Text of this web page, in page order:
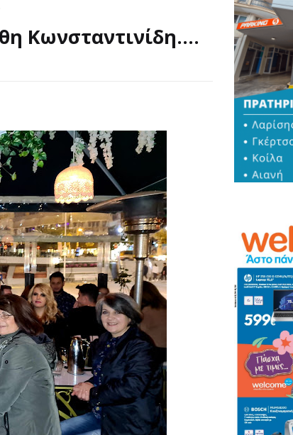
Κωνσταντινίδη....